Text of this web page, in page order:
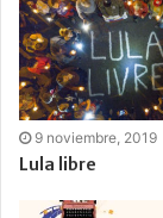
9 noviembre, 2019
Lula libre